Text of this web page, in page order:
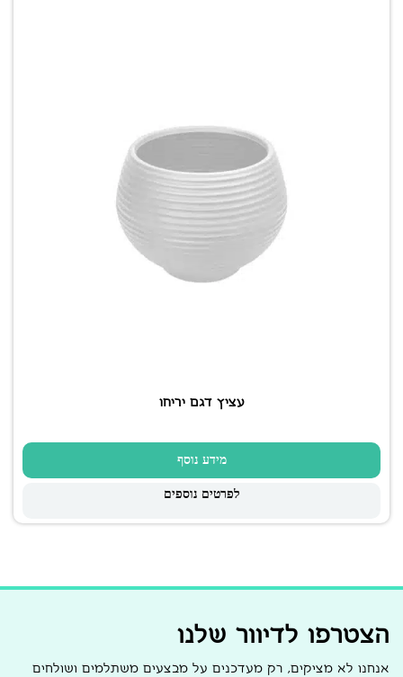
עציץ דגם יריחו
מידע נוסף
לפרטים נוספים
הצטרפו לדיוור שלנו
אנחנו לא מציקים, רק מעדכנים על מבצעים משתלמים ושולחים